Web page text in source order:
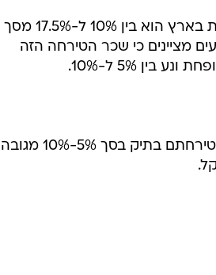
התובעים מציינים כי שכר הטירחה המקובל בתובענות ייצוגיות בארץ הוא בין 10% ל-17.5% מסך
הברית הוא עולה עד כדי 20%-40%. התובעים מציינים כי שכר הטירחה הזה
5% ל-10%.
לאור כל זאת, מבקשים השניים מביהמ"ש שיפסוק את שכר טירחתם בתיק בסך 5%-10% מגובה